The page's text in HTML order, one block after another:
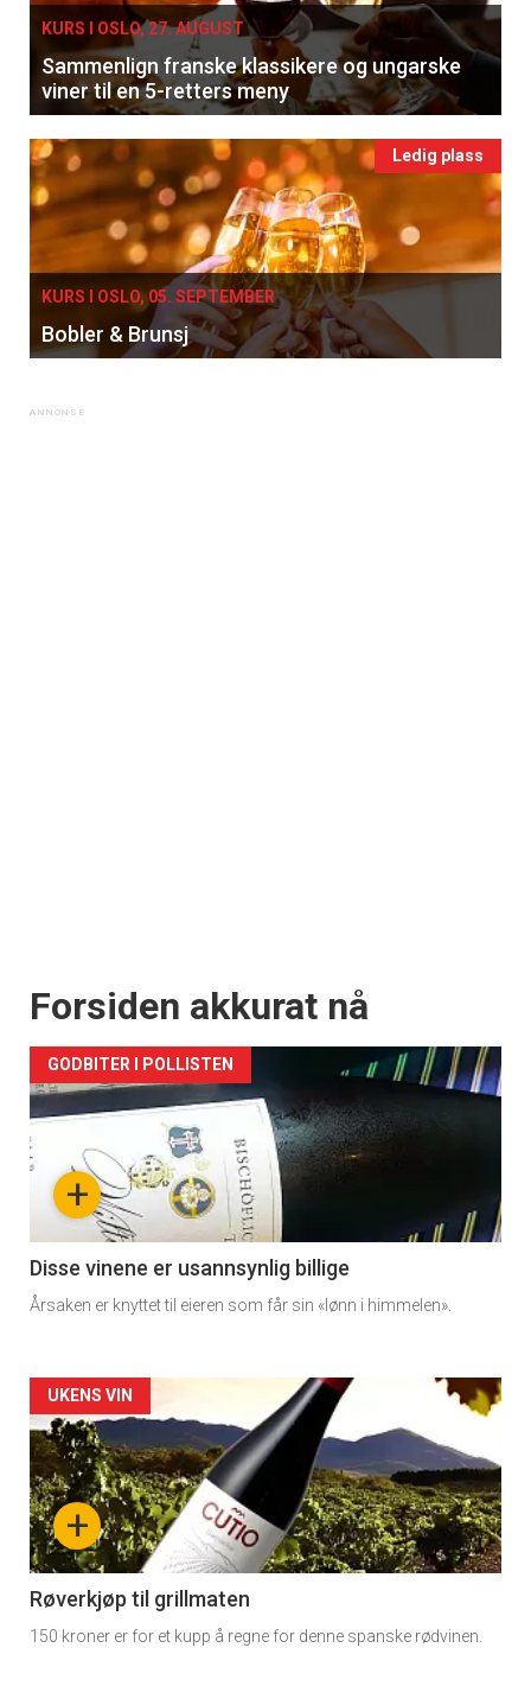
KURS I OSLO, 27. AUGUST
Sammenlign franske klassikere og ungarske
viner til en 5-retters meny
Ledig plass
KURS I OSLO, 05. SEPTEMBER
Bobler & Brunsj
Forsiden akkurat nå
+
GODBITER I POLLISTEN
Disse vinene er usannsynlig billige
Årsaken er knyttet til eieren som får sin «lønn i himmelen».
Forsiden
akkurat
nå
-
2
+
UKENS VIN
Røverkjøp til grillmaten
150 kroner er for et kupp å regne for denne spanske rødvinen.